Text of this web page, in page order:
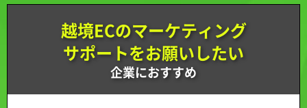
越境ECのマーケティング
サポートをお願いしたい
企業におすすめ